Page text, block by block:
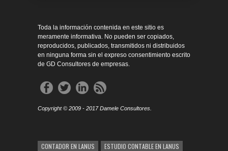
Toda la información contenida en este sitio es
meramente informativa. No pueden ser copiados,
reproducidos, publicados, transmitidos ni distribuidos
en ninguna forma sin el expreso consentimiento escrito
de GD Consultores de empresas.
Copyright © 2009 - 2017 Damele Consultores.
CONTADOR EN LANUS
ESTUDIO CONTABLE EN LANUS